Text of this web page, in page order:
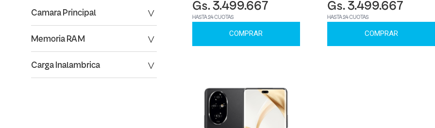
Camara Principal
Memoria RAM
Carga Inalambrica
Gs. 3.499.667
HASTA 24 CUOTAS
COMPRAR
Gs. 3.499.667
HASTA 24 CUOTAS
COMPRAR